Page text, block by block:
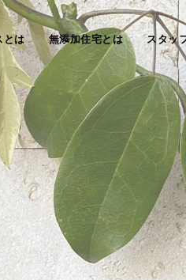
とは 無添加住宅とは スタッ